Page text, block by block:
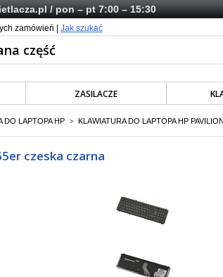
/ pon – pt 7:00 – 15:30
zamówień | Jak szukać
ZASILACZE
DO LAPTOPA HP > KLAWIATURA DO LAPTOPA HP
czeska czarna